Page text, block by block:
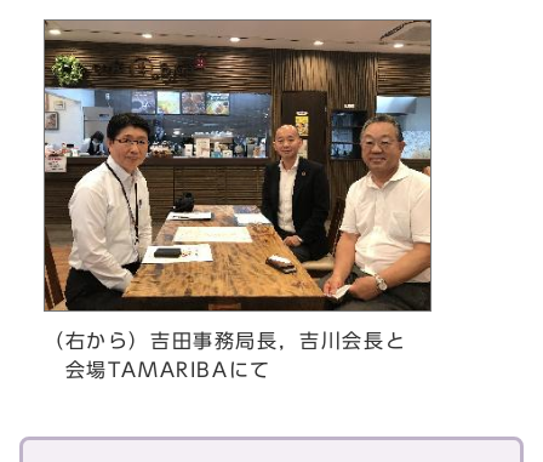
（右から）吉田事務局長，吉川会長と
会場TAMARIBAにて